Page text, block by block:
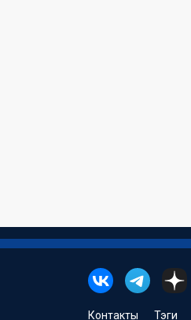
Контакты Тэги